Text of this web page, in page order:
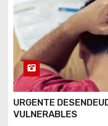
URGENTE
VULNERABLES